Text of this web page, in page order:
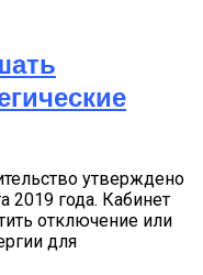
утверждено
2019 года. Кабинет
отключение или
для